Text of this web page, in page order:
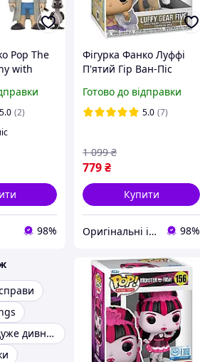
Pop The
with
з Качкою
5.0 (2)
98%
Фігурка Фанко Луффі
П'ятий Гір Ван-Піс
Gear Five Chance Of
Chase Funko 79321
Готово до відправки
5.0 (7)
779₴
1 099 ₴
Купити
Оригінальні іграшки з Америки та Японії 98%
Фанко поп дуже дивні справи